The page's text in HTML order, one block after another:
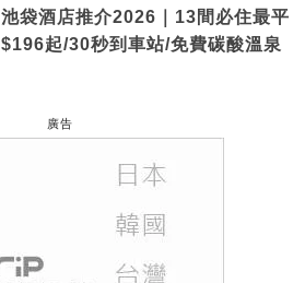
池袋酒店推介2026｜13間必住最平
$196起/30秒到車站/免費碳酸溫泉
廣告